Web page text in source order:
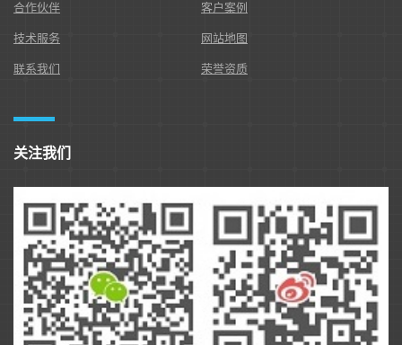
合作伙伴 客户案例
技术服务 网站地图
联系我们 荣誉资质
关注我们